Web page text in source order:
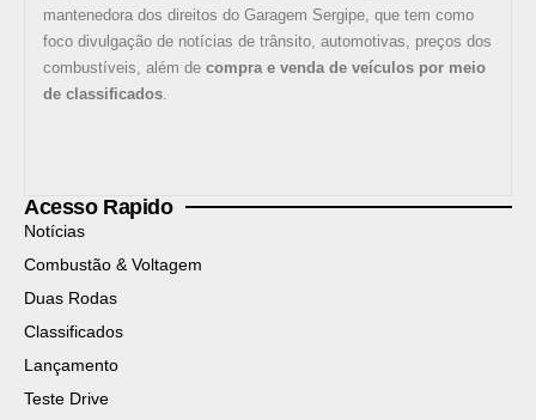
mantenedora dos direitos do Garagem Sergipe, que tem como
foco divulgação de notícias de trânsito, automotivas, preços dos
combustíveis, além de compra e venda de veículos por meio
de classificados.
Acesso Rapido
Notícias
Combustão & Voltagem
Duas Rodas
Classificados
Lançamento
Teste Drive